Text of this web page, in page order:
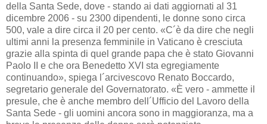
della Santa Sede, dove - stando ai dati aggiornati al 31
dicembre 2006 - su 2300 dipendenti, le donne sono circa
500, vale a dire circa il 20 per cento. «C´è da dire che negli
ultimi anni la presenza femminile in Vaticano è cresciuta
grazie alla spinta di quel grande papa che è stato Giovanni
Paolo II e che ora Benedetto XVI sta egregiamente
continuando», spiega l´arcivescovo Renato Boccardo,
segretario generale del Governatorato. «È vero - ammette il
presule, che è anche membro dell´Ufficio del Lavoro della
Santa Sede - gli uomini ancora sono in maggioranza, ma a